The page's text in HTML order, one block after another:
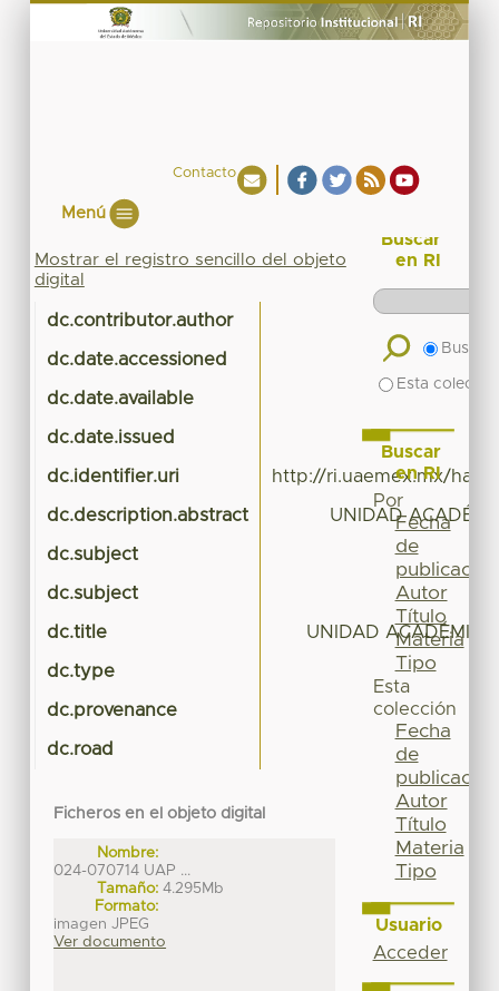
Contacto
Menú
Mostrar el registro sencillo del objeto
digital
dc.contributor.author
dc.date.accessioned
dc.date.available
dc.date.issued
dc.identifier.uri http://ri.uaemex.mx/
dc.description.abstract UNIDAD
dc.subject
dc.subject
dc.title UNIDAD
dc.type
dc.provenance
dc.road
Ficheros en el objeto digital
Nombre:
024-070714 UAP ...
Tamaño: 4.295Mb
Formato:
imagen JPEG
Ver documento
Buscar
en RI
Buscar
Esta
Buscar
en RI
Por
Fecha
de
publicación
Autor
Título
Materia
Tipo
Esta
colección
Fecha
de
publicación
Autor
Título
Materia
Tipo
Usuario
Acceder